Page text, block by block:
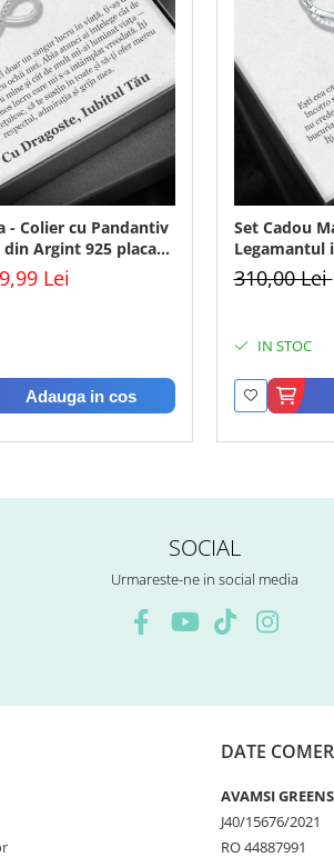
- Colier cu Pandantiv
Argint 925 placat
și Mesaj
Lei
Adauga in cos
Set Cadou
Legamantul
placat cu
Mesaj
310,00 Lei
IN STOC
SOCIAL
Urmareste-ne in social media
DATE
AVAMSI
J40/15676/2021
RO 44887991